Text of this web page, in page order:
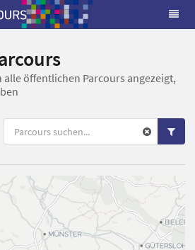
öffentlichen Parcours angezeigt,